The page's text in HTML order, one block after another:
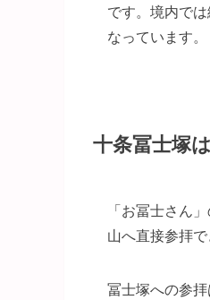
です。境内で
なっています。
十条冨士塚
「お冨士さん
山へ直接参拝
冨士塚への参